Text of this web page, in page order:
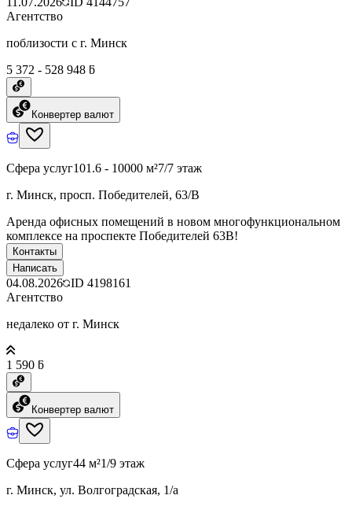
Агентство
поблизости с г. Минск
5 372 - 528 948 ƃ
Конвертер валют
Сфера услуг101.6 - 10000 м²7/7 этаж
г. Минск, просп. Победителей, 63/В
Аренда офисных помещений в новом многофункциональном
комплексе на проспекте Победителей 63В!
Контакты
Написать
04.08.2026 ID 4198161
Агентство
недалеко от г. Минск
1 590 ƃ
Конвертер валют
Сфера услуг44 м²1/9 этаж
г. Минск, ул. Волгоградская, 1/а